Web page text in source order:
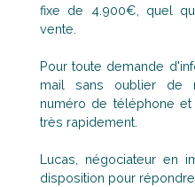
fixe de 4.900€, quel
vente.
Pour toute demande
mail sans oublier de
numéro de téléphone
très rapidement.
Lucas, négociateur en
disposition pour